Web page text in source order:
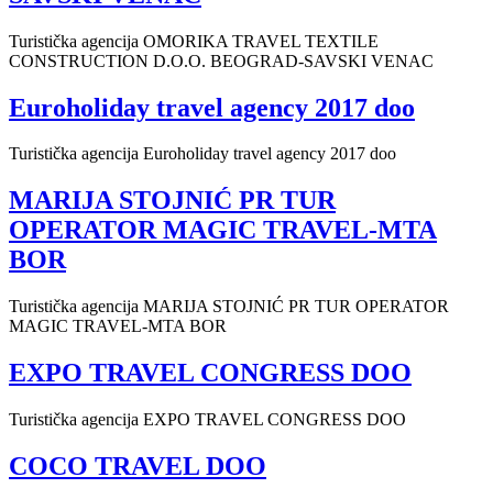
Turistička agencija OMORIKA TRAVEL TEXTILE
CONSTRUCTION D.O.O. BEOGRAD-SAVSKI VENAC
Euroholiday travel agency 2017 doo
Turistička agencija Euroholiday travel agency 2017 doo
MARIJA STOJNIĆ PR TUR
OPERATOR MAGIC TRAVEL-MTA
BOR
Turistička agencija MARIJA STOJNIĆ PR TUR OPERATOR
MAGIC TRAVEL-MTA BOR
EXPO TRAVEL CONGRESS DOO
Turistička agencija EXPO TRAVEL CONGRESS DOO
COCO TRAVEL DOO